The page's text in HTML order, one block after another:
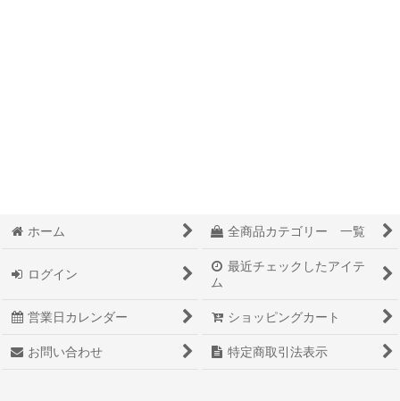
ホーム 全商品カテゴリー 一覧
ログイン
最近チェックしたアイテ
ム
営業日カレンダー ショッピングカート
お問い合わせ 特定商取引法表示